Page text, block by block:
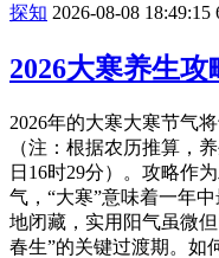
探知 2026-08-08 18:49:15
2026大寒养生
2026年的大寒大寒节气
（注：根据农历推算，
日16时29分）。攻略作
气，“大寒”意味着一年
地闭藏，实用阳气虽微
春生”的关键过渡期。如